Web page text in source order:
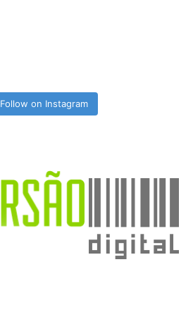
Follow on Instagram